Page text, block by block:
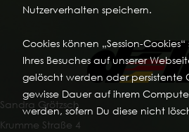
Nutzerverhalten speichern.
Cookies können „Session-
Ihres Besuches auf unserer
gelöscht werden oder persistente
gewisse Dauer auf ihrem
werden, sofern Du diese nicht
Sandra Grötzsch
Krumme Straße 4